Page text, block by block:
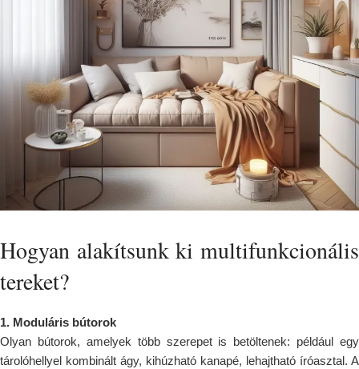
Hogyan alakítsunk ki multifunkcionális
tereket?
1. Moduláris bútorok
Olyan bútorok, amelyek több szerepet is betöltenek: például egy
tárolóhellyel kombinált ágy, kihúzható kanapé, lehajtható íróasztal. A